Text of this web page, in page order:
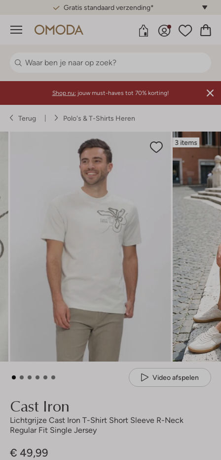
Gratis standaard verzending*
Menu
Shop nu: jouw must-haves tot 70% korting!
Terug Polo's & T-Shirts Heren
3 items
Video afspelen
Cast Iron
Lichtgrijze Cast Iron T-Shirt Short Sleeve R-Neck
Regular Fit Single Jersey
€ 49,99